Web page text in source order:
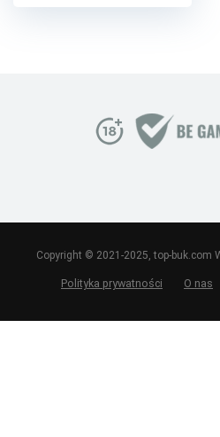
Copyright © 2021-2025, top-buk.com
Polityka prywatności O nas